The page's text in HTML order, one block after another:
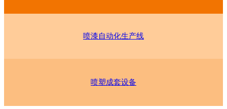
喷漆自动化生产线
喷塑成套设备